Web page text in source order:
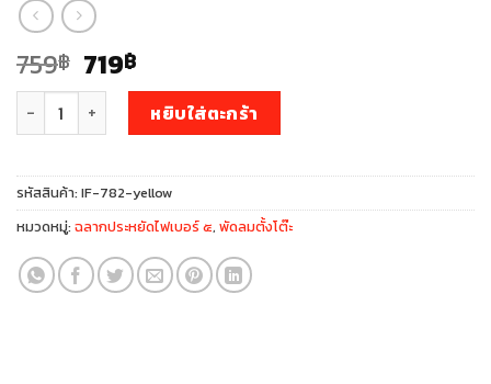
759฿ Original
price
was:
759฿.
719฿
price
is:
719฿.
จำนวน พัดลมตั้งโต๊ะ 16 นิ้ว 46 W. (สีฟ้า) รุ่น IF-782 ชิ้น
หยิบใส่ตะกร้า
รหัสสินค้า: IF-782-yellow
หมวดหมู่: ฉลากประหยัดไฟเบอร์ ๕, พัดลมตั้งโต๊ะ